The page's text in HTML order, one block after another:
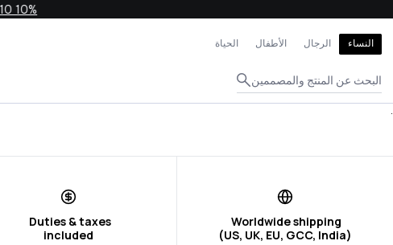
10% OFF your first order with code WELCOME10
النساء الرجال الأطفال الحياة
البحث عن المنتج والمصممين
إغلاق
.
(US, UK, EU, GCC, India)
included